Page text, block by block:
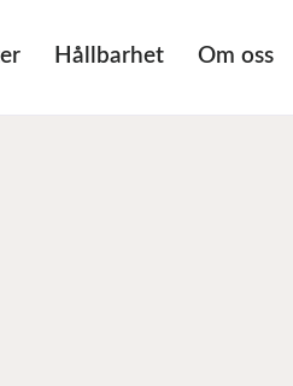
Hållbarhet Om oss